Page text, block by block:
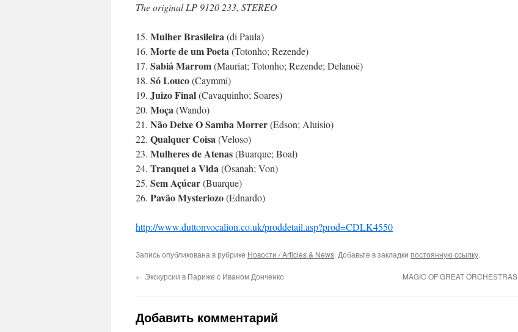
The original LP 9120 233, STEREO
15. Mulher Brasileira(di Paula)
16. Morte de um Poeta(Totonho; Rezende)
17. Sabiá Marrom(Mauriat; Totonho; Rezende; Delanoë)
18. Só Louco(Caymmi)
19. Juizo Final(Cavaquinho; Soares)
20. Moça(Wando)
21. Não Deixe O Samba Morrer(Edson; Aluisio)
22. Qualquer Coisa(Veloso)
23. Mulheres de Atenas(Buarque; Boal)
24. Tranquei a Vida(Osanah; Von)
25. Sem Açúcar(Buarque)
26. Pavão Mysteriozo(Ednardo)
http://www.duttonvocalion.co.uk/proddetail.asp?prod=CDLK4550
Запись опубликована в рубрике Новости / Articles & News. Добавьте в закладки постоянную ссылку.
← Экскурсии в Париже с Иваном Донченко MAGIC OF GREAT ORCHESTRAS
Добавить комментарий